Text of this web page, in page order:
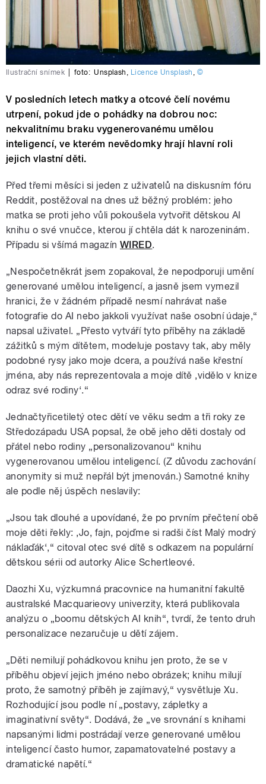
Ilustrační snímek foto: Unsplash , Licence Unsplash , ©
V posledních letech matky a otcové čelí novému
utrpení, pokud jde o pohádky na dobrou noc:
nekvalitnímu braku vygenerovanému umělou
inteligencí, ve kterém nevědomky hrají hlavní roli
jejich vlastní děti.
Před třemi měsíci si jeden z uživatelů na diskusním fóru
Reddit, postěžoval na dnes už běžný problém: jeho
matka se proti jeho vůli pokoušela vytvořit dětskou AI
knihu o své vnučce, kterou jí chtěla dát k narozeninám.
Případu si všímá magazín WIRED.
„Nespočetněkrát jsem zopakoval, že nepodporuji umění
generované umělou inteligencí, a jasně jsem vymezil
hranici, že v žádném případě nesmí nahrávat naše
fotografie do AI nebo jakkoli využívat naše osobní údaje,“
napsal uživatel. „Přesto vytváří tyto příběhy na základě
zážitků s mým dítětem, modeluje postavy tak, aby měly
podobné rysy jako moje dcera, a používá naše křestní
jména, aby nás reprezentovala a moje dítě ‚vidělo v knize
odraz své rodiny‘.“
Jednačtyřicetiletý otec dětí ve věku sedm a tři roky ze
Středozápadu USA popsal, že obě jeho děti dostaly od
přátel nebo rodiny „personalizovanou“ knihu
vygenerovanou umělou inteligencí. (Z důvodu zachování
anonymity si muž nepřál být jmenován.) Samotné knihy
ale podle něj úspěch neslavily:
„Jsou tak dlouhé a upovídané, že po prvním přečtení obě
moje děti řekly: ‚Jo, fajn, pojďme si radši číst Malý modrý
náklaďák‘,“ citoval otec své dítě s odkazem na populární
dětskou sérii od autorky Alice Schertleové.
Daozhi Xu, výzkumná pracovnice na humanitní fakultě
australské Macquarieovy univerzity, která publikovala
analýzu o „boomu dětských AI knih“, tvrdí, že tento druh
personalizace nezaručuje u dětí zájem.
„Děti nemilují pohádkovou knihu jen proto, že se v
příběhu objeví jejich jméno nebo obrázek; knihu milují
proto, že samotný příběh je zajímavý,“ vysvětluje Xu.
Rozhodující jsou podle ní „postavy, zápletky a
imaginativní světy“. Dodává, že „ve srovnání s knihami
napsanými lidmi postrádají verze generované umělou
inteligencí často humor, zapamatovatelné postavy a
dramatické napětí.“